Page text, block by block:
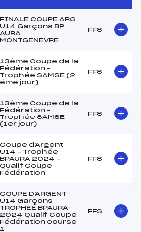
FINALE COUPE ARG
U14 Garçons BP
AURA
MONTGENEVRE
FFS
13ème Coupe de la
Fédération –
Trophée SAMSE (2
éme jour)
FFS
13ème Coupe de la
Fédération –
Trophée SAMSE
(1er jour)
FFS
Coupe d'Argent
U14 – Trophée
BPAURA 2024 –
Qualif Coupe
Fédération
FFS
COUPE D'ARGENT
U14 Garçons
TROPHEE BPAURA
2024 Qualif Coupe
Fédération course
1
FFS